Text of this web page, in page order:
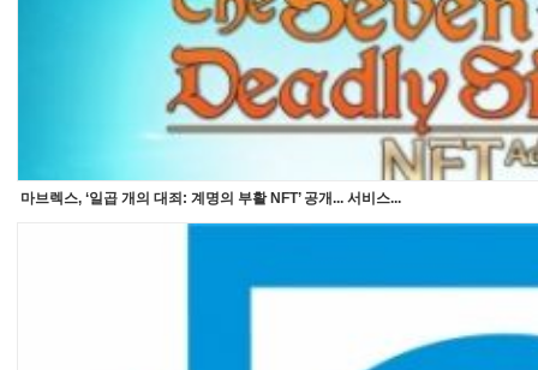
마브렉스, ‘일곱 개의 대죄: 계명의 부활 NFT’ 공개... 서비스...